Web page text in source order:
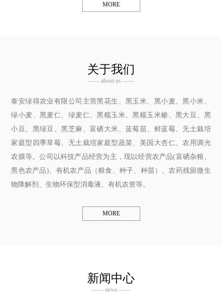
MORE
关于我们
—— about us ——
泰安绿得农业有限公司主营黑花生、黑玉米、黑小麦、黑小米、
绿小麦、黑麦仁、绿麦仁、黑糯玉米、黑糯玉米糁、黑大豆、黑
小豆、黑绿豆、黑芝麻、富硒大米、蓝莓苗、鲜蓝莓、无土栽培
家庭型四季草莓、无土栽培家庭型蔬菜、美国大杏仁、农用调光
农膜等。公司以科技产品经营为主，现以经营农产品(富硒杂粮、
黑色农产品)、有机农产品（粮食、种子、种苗）、农药残留微生
物降解剂、生物环保型消毒液、有机农资等。
MORE
新闻中心
—— news ——